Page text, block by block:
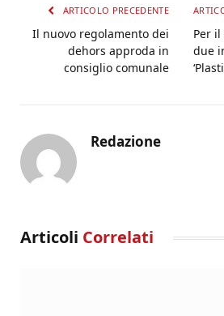
ARTICOLO PRECEDENTE
Il nuovo regolamento dei
dehors approda in
consiglio comunale
Per
due
Redazione
Articoli Correlati